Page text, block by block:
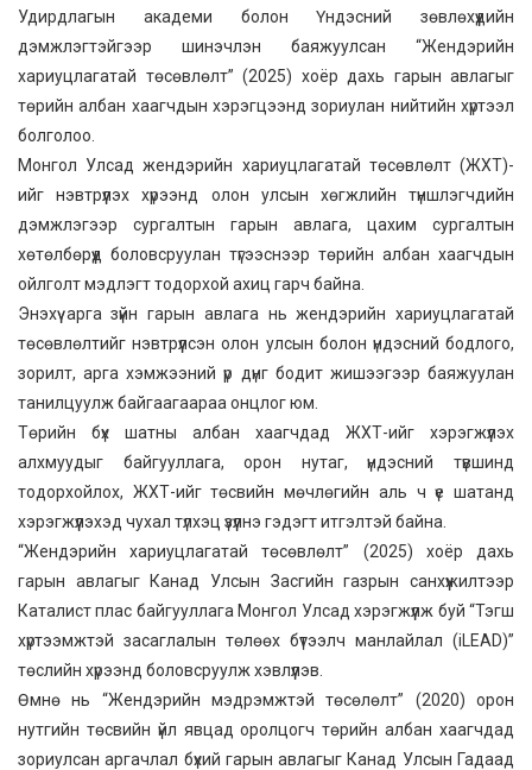
Удирдлагын академи болон Үндэсний зөвлөхүүдийн
дэмжлэгтэйгээр шинэчлэн баяжуулсан “Жендэрийн
хариуцлагатай төсөвлөлт” (2025) хоёр дахь гарын авлагыг
төрийн албан хаагчдын хэрэгцээнд зориулан нийтийн хүртээл
болголоо.
Монгол Улсад жендэрийн хариуцлагатай төсөвлөлт (ЖХТ)-
ийг нэвтрүүлэх хүрээнд олон улсын хөгжлийн түншлэгчдийн
дэмжлэгээр сургалтын гарын авлага, цахим сургалтын
хөтөлбөрүүд боловсруулан түгээснээр төрийн албан хаагчдын
ойлголт мэдлэгт тодорхой ахиц гарч байна.
Энэхүү арга зүйн гарын авлага нь жендэрийн хариуцлагатай
төсөвлөлтийг нэвтрүүлсэн олон улсын болон үндэсний бодлого,
зорилт, арга хэмжээний үр дүнг бодит жишээгээр баяжуулан
танилцуулж байгаагаараа онцлог юм.
Төрийн бүх шатны албан хаагчдад ЖХТ-ийг хэрэгжүүлэх
алхмуудыг байгууллага, орон нутаг, үндэсний түвшинд
тодорхойлох, ЖХТ-ийг төсвийн мөчлөгийн аль ч үе шатанд
хэрэгжүүлэхэд чухал түлхэц үзүүлнэ гэдэгт итгэлтэй байна.
“Жендэрийн хариуцлагатай төсөвлөлт” (2025) хоёр дахь
гарын авлагыг Канад Улсын Засгийн газрын санхүүжилтээр
Каталист плас байгууллага Монгол Улсад хэрэгжүүлж буй “Тэгш
хүртээмжтэй засаглалын төлөөх бүтээлч манлайлал (iLEAD)”
төслийн хүрээнд боловсруулж хэвлүүлэв.
Өмнө нь “Жендэрийн мэдрэмжтэй төсөлөлт” (2020) орон
нутгийн төсвийн үйл явцад оролцогч төрийн албан хаагчдад
зориулсан аргачлал бүхий гарын авлагыг Канад Улсын Гадаад